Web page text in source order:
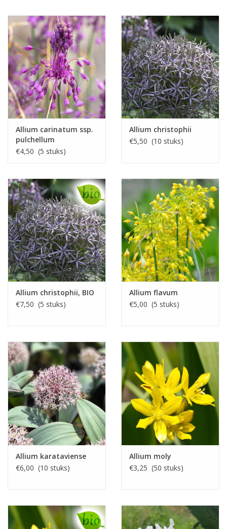
Allium carinatum ssp.
pulchellum
€4,50 (5 stuks)
Allium christophii
€5,50 (10 stuks)
Allium christophii, BIO
€7,50 (5 stuks)
Allium flavum
€5,00 (5 stuks)
Allium karataviense
€6,00 (10 stuks)
Allium moly
€3,25 (50 stuks)